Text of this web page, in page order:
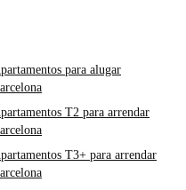
para alugar
T2 para arrendar
T3+ para arrendar